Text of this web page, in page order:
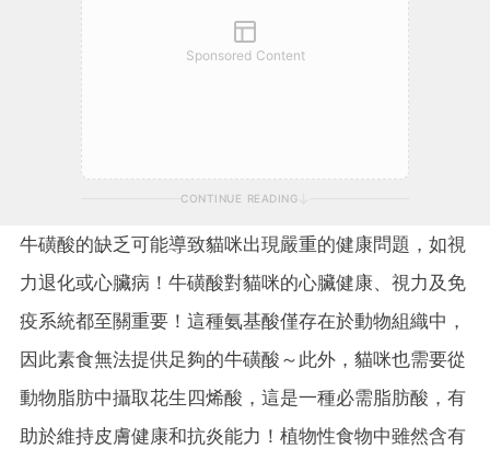
Sponsored Content
CONTINUE READING
牛磺酸的缺乏可能導致貓咪出現嚴重的健康問題，如視
力退化或心臟病！牛磺酸對貓咪的心臟健康、視力及免
疫系統都至關重要！這種氨基酸僅存在於動物組織中，
因此素食無法提供足夠的牛磺酸～此外，貓咪也需要從
動物脂肪中攝取花生四烯酸，這是一種必需脂肪酸，有
助於維持皮膚健康和抗炎能力！植物性食物中雖然含有